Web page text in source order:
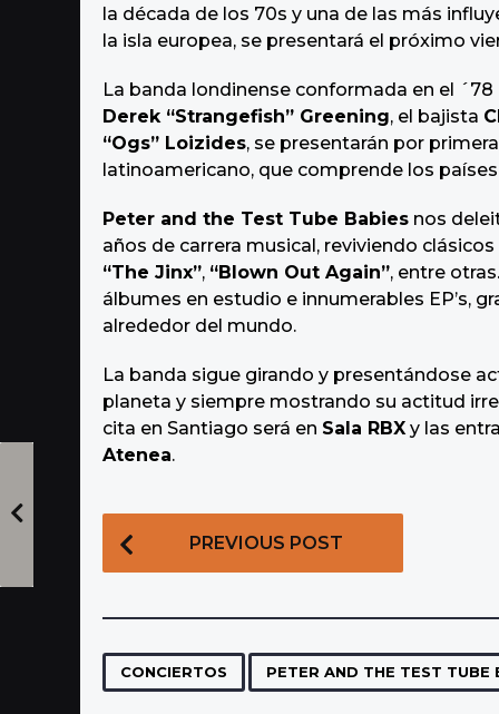
la década de los 70s y una de las más
la isla europea, se presentará el próximo
La banda londinense conformada en el
Derek “Strangefish” Greening, el bajista
“Ogs” Loizides, se presentarán por
latinoamericano, que comprende los
Peter and the Test Tube Babies nos
años de carrera musical, reviviendo
“The Jinx”, “Blown Out Again”, entre
álbumes en estudio e innumerables EP’s,
alrededor del mundo.
La banda sigue girando y presentándose
planeta y siempre mostrando su actitud
cita en Santiago será en Sala RBX y las
Atenea.
P
o
P
PREVIOUS POST
CONCIERTOS PETER AND THE TEST TUBE